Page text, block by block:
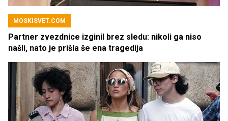
MOSKISVET.COM
Partner zvezdnice izginil brez sledu: nikoli ga niso
našli, nato je prišla še ena tragedija